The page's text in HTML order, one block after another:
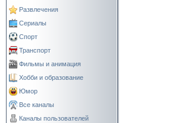
Развлечения
Сериалы
Спорт
Транспорт
Фильмы и анимация
Хобби и образование
Юмор
Все каналы
Каналы пользователей